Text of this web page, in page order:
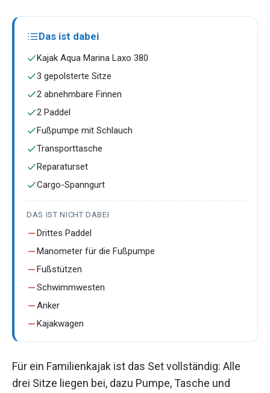
Das ist dabei
Kajak Aqua Marina Laxo 380
3 gepolsterte Sitze
2 abnehmbare Finnen
2 Paddel
Fußpumpe mit Schlauch
Transporttasche
Reparaturset
Cargo-Spanngurt
DAS IST NICHT DABEI
Drittes Paddel
Manometer für die Fußpumpe
Fußstützen
Schwimmwesten
Anker
Kajakwagen
Für ein Familienkajak ist das Set vollständig: Alle
drei Sitze liegen bei, dazu Pumpe, Tasche und